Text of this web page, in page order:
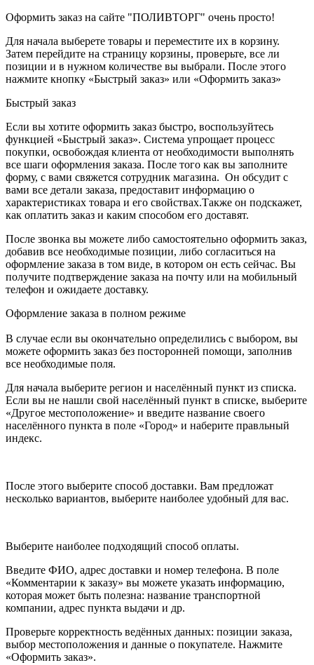
Оформить заказ на сайте "ПОЛИВТОРГ" очень просто!
Для начала выберете товары и переместите их в корзину.
Затем перейдите на страницу корзины, проверьте, все ли
позиции и в нужном количестве вы выбрали. После этого
нажмите кнопку «Быстрый заказ» или «Оформить заказ»
Быстрый заказ
Если вы хотите оформить заказ быстро, воспользуйтесь
функцией «Быстрый заказ». Система упрощает процесс
покупки, освобождая клиента от необходимости выполнять
все шаги оформления заказа. После того как вы заполните
форму, с вами свяжется сотрудник магазина. Он обсудит с
вами все детали заказа, предоставит информацию о
характеристиках товара и его свойствах.Также он подскажет,
как оплатить заказ и каким способом его доставят.
После звонка вы можете либо самостоятельно оформить заказ,
добавив все необходимые позиции, либо согласиться на
оформление заказа в том виде, в котором он есть сейчас. Вы
получите подтверждение заказа на почту или на мобильный
телефон и ожидаете доставку.
Оформление заказа в полном режиме
В случае если вы окончательно определились с выбором, вы
можете оформить заказ без посторонней помощи, заполнив
все необходимые поля.
Для начала выберите регион и населённый пункт из списка.
Если вы не нашли свой населённый пункт в списке, выберите
«Другое местоположение» и введите название своего
населённого пункта в поле «Город» и наберите правльный
индекс.
После этого выберите способ доставки. Вам предложат
несколько вариантов, выберите наиболее удобный для вас.
Выберите наиболее подходящий способ оплаты.
Введите ФИО, адрес доставки и номер телефона. В поле
«Комментарии к заказу» вы можете указать информацию,
которая может быть полезна: название транспортной
компании, адрес пункта выдачи и др.
Проверьте корректность ведённых данных: позиции заказа,
выбор местоположения и данные о покупателе. Нажмите
«Оформить заказ».